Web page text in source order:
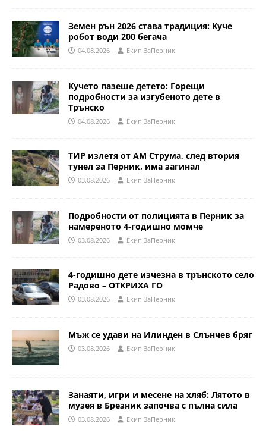
Земен рън 2026 става традиция: Куче
робот води 200 бегача
04.08.2026 Eкип ЗаПерник
Кучето пазеше детето: Горещи
подробности за изгубеното дете в
Трънско
04.08.2026 Eкип ЗаПерник
ТИР излетя от АМ Струма, след втория
тунел за Перник, има загинал
03.08.2026 Eкип ЗаПерник
Подробности от полицията в Перник за
намереното 4-годишно момче
03.08.2026 Eкип ЗаПерник
4-годишно дете изчезна в трънското село
Радово – ОТКРИХА ГО
03.08.2026 Eкип ЗаПерник
Мъж се удави на Илинден в Слънчев бряг
03.08.2026 Eкип ЗаПерник
Занаяти, игри и месене на хляб: Лятото в
музея в Брезник започва с пълна сила
03.08.2026 Eкип ЗаПерник